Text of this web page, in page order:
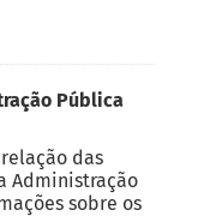
Pública
das
Administração
sobre os